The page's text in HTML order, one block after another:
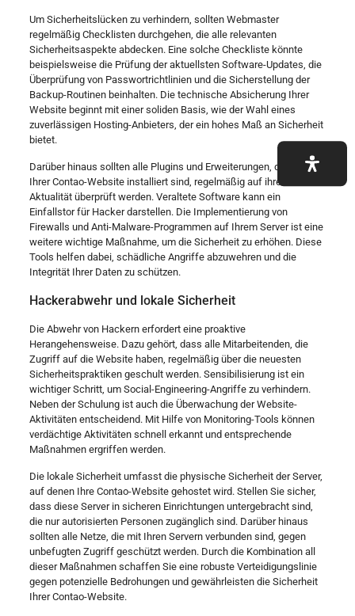
Um Sicherheitslücken zu verhindern, sollten Webmaster
regelmäßig Checklisten durchgehen, die alle relevanten
Sicherheitsaspekte abdecken. Eine solche Checkliste könnte
beispielsweise die Prüfung der aktuellsten Software-Updates, die
Überprüfung von Passwortrichtlinien und die Sicherstellung der
Backup-Routinen beinhalten. Die technische Absicherung Ihrer
Website beginnt mit einer soliden Basis, wie der Wahl eines
zuverlässigen Hosting-Anbieters, der ein hohes Maß an Sicherheit
bietet.
Darüber hinaus sollten alle Plugins und Erweiterungen, die auf
Ihrer Contao-Website installiert sind, regelmäßig auf ihre
Aktualität überprüft werden. Veraltete Software kann ein
Einfallstor für Hacker darstellen. Die Implementierung von
Firewalls und Anti-Malware-Programmen auf Ihrem Server ist eine
weitere wichtige Maßnahme, um die Sicherheit zu erhöhen. Diese
Tools helfen dabei, schädliche Angriffe abzuwehren und die
Integrität Ihrer Daten zu schützen.
Hackerabwehr und lokale Sicherheit
Die Abwehr von Hackern erfordert eine proaktive
Herangehensweise. Dazu gehört, dass alle Mitarbeitenden, die
Zugriff auf die Website haben, regelmäßig über die neuesten
Sicherheitspraktiken geschult werden. Sensibilisierung ist ein
wichtiger Schritt, um Social-Engineering-Angriffe zu verhindern.
Neben der Schulung ist auch die Überwachung der Website-
Aktivitäten entscheidend. Mit Hilfe von Monitoring-Tools können
verdächtige Aktivitäten schnell erkannt und entsprechende
Maßnahmen ergriffen werden.
Die lokale Sicherheit umfasst die physische Sicherheit der Server,
auf denen Ihre Contao-Website gehostet wird. Stellen Sie sicher,
dass diese Server in sicheren Einrichtungen untergebracht sind,
die nur autorisierten Personen zugänglich sind. Darüber hinaus
sollten alle Netze, die mit Ihren Servern verbunden sind, gegen
unbefugten Zugriff geschützt werden. Durch die Kombination all
dieser Maßnahmen schaffen Sie eine robuste Verteidigungslinie
gegen potenzielle Bedrohungen und gewährleisten die Sicherheit
Ihrer Contao-Website.